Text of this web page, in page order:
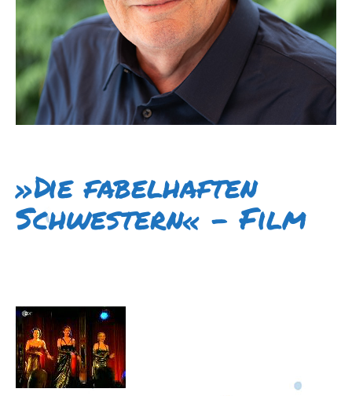
»Die fabelhaften
Schwestern« – Film